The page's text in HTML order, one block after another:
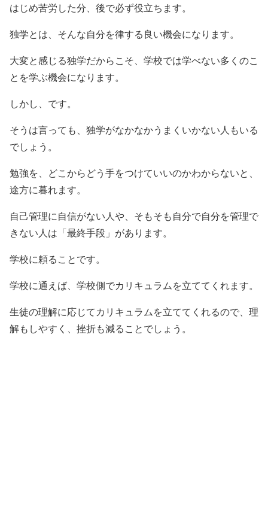
はじめ苦労した分、後で必ず役立ちます。
独学とは、そんな自分を律する良い機会になります。
大変と感じる独学だからこそ、学校では学べない多くのこ
とを学ぶ機会になります。
しかし、です。
そうは言っても、独学がなかなかうまくいかない人もいる
でしょう。
勉強を、どこからどう手をつけていいのかわからないと、
途方に暮れます。
自己管理に自信がない人や、そもそも自分で自分を管理で
きない人は「最終手段」があります。
学校に頼ることです。
学校に通えば、学校側でカリキュラムを立ててくれます。
生徒の理解に応じてカリキュラムを立ててくれるので、理
解もしやすく、挫折も減ることでしょう。